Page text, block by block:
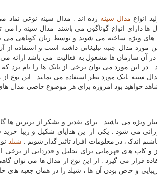
انواع مدال سینه زده اند . مدال سینه نوعی نماد
ها دارای انواع گوناگون می باشند. مدال سینه را می
ویژه ساخته می شوند و توسط ربان کوتاهی می
مدال جنبه تبلیغاتی داشته است و استفاده از
در آن سازمان ها مشغول به فعالیت می باشد ارائه
در این مورد می توان برخی از بانک ها را نام برد
سینه بانک مورد نظر استفاده می نمایند . این نوع از
خواهید بود امروزه برای هر موضوع خاصی مدال
ویژه می باشند . برای تقدیر و تشکر از برترین ها
می شود . یکی از این هدایای شکیل و زیبا خرید
اندکی در معلومات افراد تاثیر گذار شویم . شیلد
و کاپ های قهرمانی برای تجلیل و قدردانی از برخی
قرار می گیرد . از این نوع از مدال ها می توان
زیبایی و خاص بودن آن ها ، شیلد را در همان جعبه